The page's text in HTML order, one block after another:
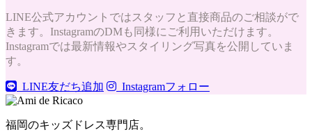
LINE公式アカウントではスタッフと直接商品のご相談がで
きます。InstagramのDMも同様にご利用いただけます。
Instagramでは最新情報やスタイリング写真を公開していま
す。
LINE友だち追加 Instagramフォロー
福岡のキッズドレス専門店。